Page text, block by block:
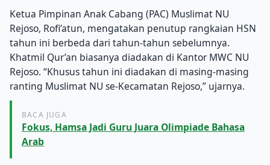
Ketua Pimpinan Anak Cabang (PAC) Muslimat NU
Rejoso, Rofi’atun, mengatakan penutup rangkaian HSN
tahun ini berbeda dari tahun-tahun sebelumnya.
Khatmil Qur’an biasanya diadakan di Kantor MWC NU
Rejoso. “Khusus tahun ini diadakan di masing-masing
ranting Muslimat NU se-Kecamatan Rejoso,” ujarnya.
BACA JUGA
Fokus, Hamsa Jadi Guru Juara Olimpiade Bahasa
Arab